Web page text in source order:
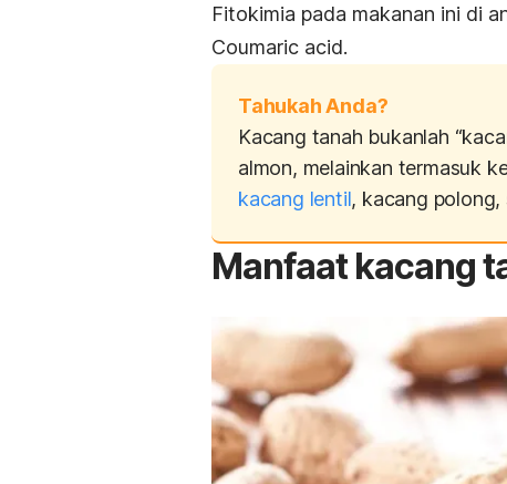
Fitokimia pada makanan ini di
Coumaric acid.
Tahukah Anda?
Kacang tanah bukanlah
almon, melainkan termasuk
kacang lentil, kacang
Manfaat kacang